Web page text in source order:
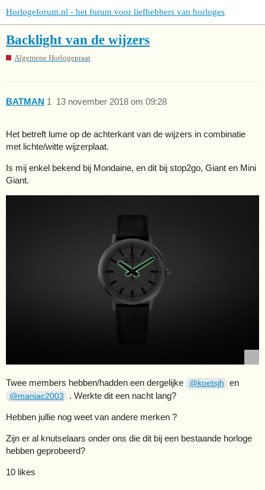
Horlogeforum.nl - het forum voor liefhebbers van horloges
Backlight van de wijzers
Algemene Horlogepraat
BATMAN 13 november 2018 om 09:28
1
Het betreft lume op de achterkant van de wijzers in combinatie
met lichte/witte wijzerplaat.
Is mij enkel bekend bij Mondaine, en dit bij stop2go, Giant en Mini
Giant.
Twee members hebben/hadden een dergelijke @koetsjh en
@maniac2003 . Werkte dit een nacht lang?
Hebben jullie nog weet van andere merken ?
Zijn er al knutselaars onder ons die dit bij een bestaande horloge
hebben geprobeerd?
10 likes